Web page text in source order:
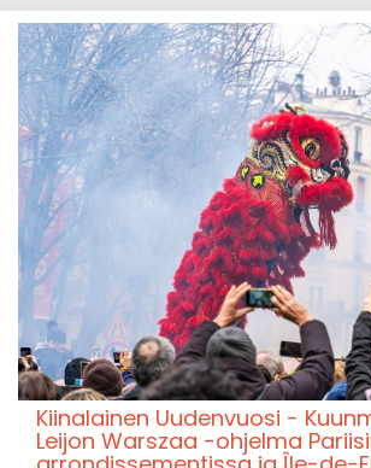
Kiinalainen Uudenvuosi -
Leijon Warszaa -ohjelma